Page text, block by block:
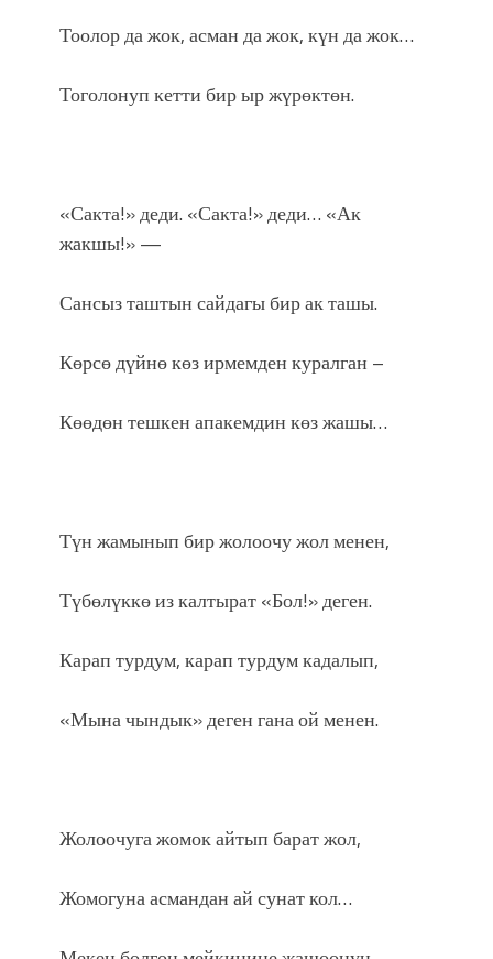
Тоолор да жок, асман да жок, күн да жок…
Тоголонуп кетти бир ыр жүрөктөн.
«Сакта!» деди. «Сакта!» деди… «Ак
жакшы!» —
Сансыз таштын сайдагы бир ак ташы.
Көрсө дүйнө көз ирмемден куралган –
Көөдөн тешкен апакемдин көз жашы…
Түн жамынып бир жолоочу жол менен,
Түбөлүккө из калтырат «Бол!» деген.
Карап турдум, карап турдум кадалып,
«Мына чындык» деген гана ой менен.
Жолоочуга жомок айтып барат жол,
Жомогуна асмандан ай сунат кол…